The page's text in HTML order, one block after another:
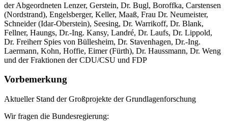
der Abgeordneten Lenzer, Gerstein, Dr. Bugl, Boroffka, Carstensen
(Nordstrand), Engelsberger, Keller, Maaß, Frau Dr. Neumeister,
Schneider (Idar-Oberstein), Seesing, Dr. Warrikoff, Dr. Blank,
Fellner, Haungs, Dr.-Ing. Kansy, Landré, Dr. Laufs, Dr. Lippold,
Dr. Freiherr Spies von Büllesheim, Dr. Stavenhagen, Dr.-Ing.
Laermann, Kohn, Hoffie, Eimer (Fürth), Dr. Haussmann, Dr. Weng
und der Fraktionen der CDU/CSU und FDP
Vorbemerkung
Aktueller Stand der Großprojekte der Grundlagenforschung
Wir fragen die Bundesregierung: